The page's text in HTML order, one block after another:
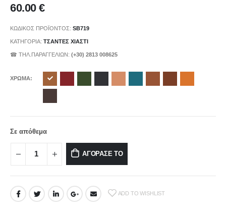
60.00€
ΚΩΔΙΚΌΣ ΠΡΟΪΌΝΤΟΣ: SB719
ΚΑΤΗΓΟΡΊΑ: ΤΣΑΝΤΕΣ ΧΙΑΣΤΙ
☎ ΤΗΛ.ΠΑΡΑΓΓΕΛΙΩΝ: (+30) 2813 008625
ΧΡΩΜΑ
Σε απόθεμα
ΑΓΟΡΑΣΕ ΤΟ
ADD TO WISHLIST